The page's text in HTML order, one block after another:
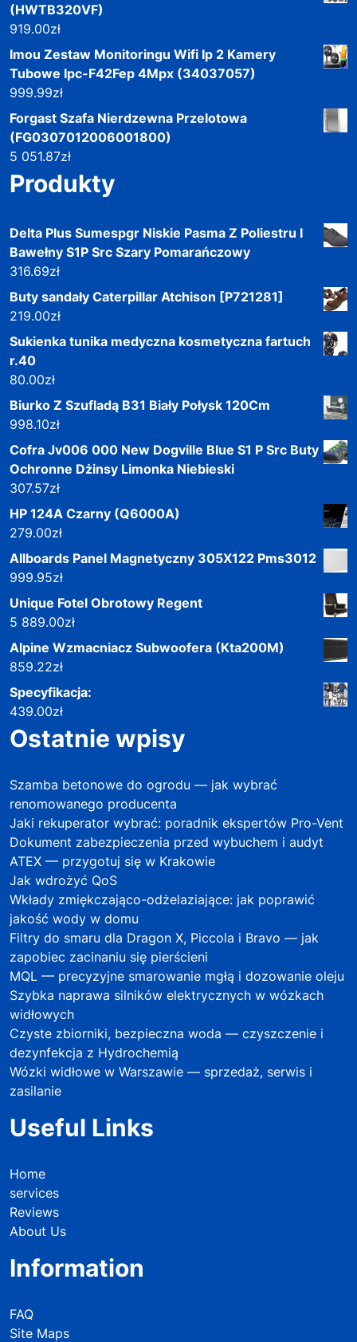
(HWTB320VF)
919.00zł
Imou Zestaw Monitoringu Wifi Ip 2 Kamery
Tubowe Ipc-F42Fep 4Mpx (34037057)
999.99zł
Forgast Szafa Nierdzewna Przelotowa
(FG0307012006001800)
5 051.87zł
Produkty
Delta Plus Sumespgr Niskie Pasma Z Poliestru I
Bawełny S1P Src Szary Pomarańczowy
316.69zł
Buty sandały Caterpillar Atchison [P721281]
219.00zł
Sukienka tunika medyczna kosmetyczna fartuch
r.40
80.00zł
Biurko Z Szufladą B31 Biały Połysk 120Cm
998.10zł
Cofra Jv006 000 New Dogville Blue S1 P Src Buty
Ochronne Dżinsy Limonka Niebieski
307.57zł
HP 124A Czarny (Q6000A)
279.00zł
Allboards Panel Magnetyczny 305X122 Pms3012
999.95zł
Unique Fotel Obrotowy Regent
5 889.00zł
Alpine Wzmacniacz Subwoofera (Kta200M)
859.22zł
Specyfikacja:
439.00zł
Ostatnie wpisy
Szamba betonowe do ogrodu — jak wybrać
renomowanego producenta
Jaki rekuperator wybrać: poradnik ekspertów Pro-Vent
Dokument zabezpieczenia przed wybuchem i audyt
ATEX — przygotuj się w Krakowie
Jak wdrożyć QoS
Wkłady zmiękczająco-odżelaziające: jak poprawić
jakość wody w domu
Filtry do smaru dla Dragon X, Piccola i Bravo — jak
zapobiec zacinaniu się pierścieni
MQL — precyzyjne smarowanie mgłą i dozowanie oleju
Szybka naprawa silników elektrycznych w wózkach
widłowych
Czyste zbiorniki, bezpieczna woda — czyszczenie i
dezynfekcja z Hydrochemią
Wózki widłowe w Warszawie — sprzedaż, serwis i
zasilanie
Useful Links
Home
services
Reviews
About Us
Information
FAQ
Site Maps